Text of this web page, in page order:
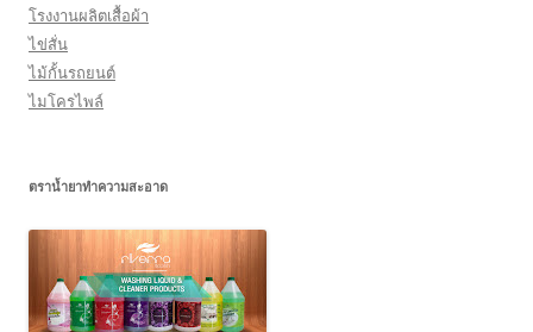
โรงงานผลิตเสื้อผ้า
ไข่สั่น
ไม้กั้นรถยนต์
ไมโครไพล์
ตราน้ำยาทำความสะอาด